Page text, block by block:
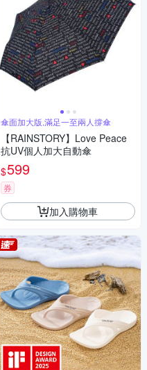
傘面加大版,滿足一至兩人撐傘
【RAINSTORY】Love Peace
抗UV個人加大自動傘
$599
券
加入購物車